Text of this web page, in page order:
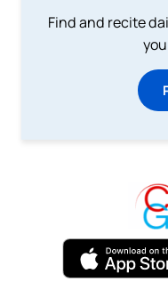
Find and recite